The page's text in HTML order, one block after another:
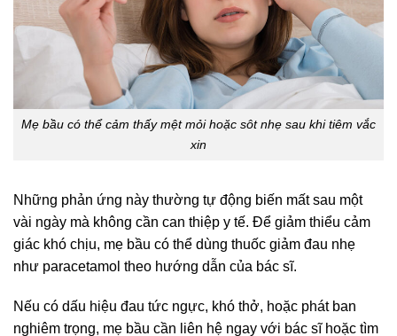
Mẹ bầu có thể cảm thấy mệt mỏi hoặc sôt nhẹ sau khi tiêm vắc
xin
Những phản ứng này thường tự động biến mất sau một
vài ngày mà không cần can thiệp y tế. Để giảm thiểu cảm
giác khó chịu, mẹ bầu có thể dùng thuốc giảm đau nhẹ
như paracetamol theo hướng dẫn của bác sĩ.
Nếu có dấu hiệu đau tức ngực, khó thở, hoặc phát ban
nghiêm trọng, mẹ bầu cần liên hệ ngay với bác sĩ hoặc tìm